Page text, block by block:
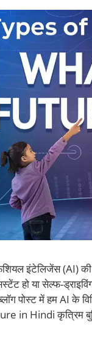
इंटेलिजेंस (AI) की
हो या सेल्फ-
पोस्ट में हम AI के
in Hindi कृत्रिम